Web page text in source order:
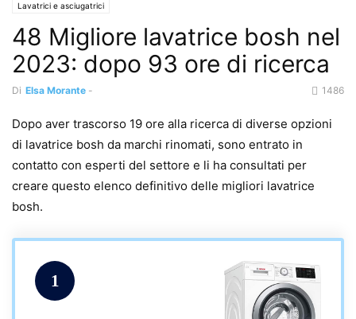
Lavatrici e asciugatrici
48 Migliore lavatrice bosh nel
2023: dopo 93 ore di ricerca
Di Elsa Morante - 1486
Dopo aver trascorso 19 ore alla ricerca di diverse opzioni
di lavatrice bosh da marchi rinomati, sono entrato in
contatto con esperti del settore e li ha consultati per
creare questo elenco definitivo delle migliori lavatrice
bosh.
1